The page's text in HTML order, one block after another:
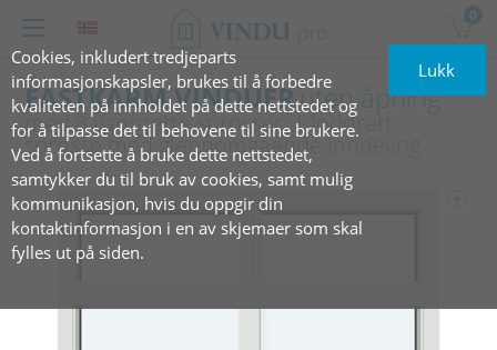
Cookies, inkludert tredjeparts
informasjonskapsler, brukes til å forbedre
kvaliteten på innholdet på dette nettstedet og
for å tilpasse det til behovene til sine brukere.
Ved å fortsette å bruke dette nettstedet,
samtykker du til bruk av cookies, samt mulig
kommunikasjon, hvis du oppgir din
kontaktinformasjon i en av skjemaer som skal
fylles ut på siden.
Lukk
0
FASTKARM VINDUERuten åpning
med 3 vannrette sprosser, 1 loddrett
sprosse med gjennomgående inndeling